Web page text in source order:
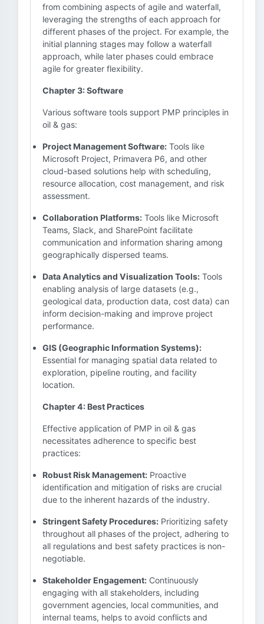
from combining aspects of agile and waterfall,
leveraging the strengths of each approach for
different phases of the project. For example, the
initial planning stages may follow a waterfall
approach, while later phases could embrace
agile for greater flexibility.
Chapter 3: Software
Various software tools support PMP principles in
oil & gas:
Project Management Software: Tools like
Microsoft Project, Primavera P6, and other
cloud-based solutions help with scheduling,
resource allocation, cost management, and risk
assessment.
Collaboration Platforms: Tools like Microsoft
Teams, Slack, and SharePoint facilitate
communication and information sharing among
geographically dispersed teams.
Data Analytics and Visualization Tools: Tools
enabling analysis of large datasets (e.g.,
geological data, production data, cost data) can
inform decision-making and improve project
performance.
GIS (Geographic Information Systems):
Essential for managing spatial data related to
exploration, pipeline routing, and facility
location.
Chapter 4: Best Practices
Effective application of PMP in oil & gas
necessitates adherence to specific best
practices:
Robust Risk Management: Proactive
identification and mitigation of risks are crucial
due to the inherent hazards of the industry.
Stringent Safety Procedures: Prioritizing safety
throughout all phases of the project, adhering to
all regulations and best safety practices is non-
negotiable.
Stakeholder Engagement: Continuously
engaging with all stakeholders, including
government agencies, local communities, and
internal teams, helps to avoid conflicts and